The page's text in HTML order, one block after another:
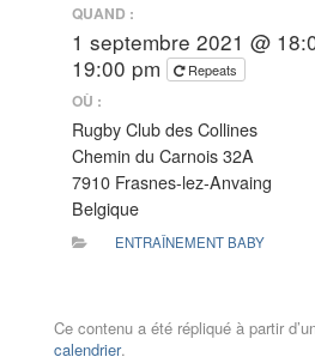
QUAND :
1 septembre 2021 @
19:00 pm
Repeats
OÙ :
Rugby Club des Collines
Chemin du Carnois 32A
7910 Frasnes-lez-Anvaing
Belgique
ENTRAÎNEMENT BABY
Ce contenu a été répliqué à partir
calendrier.